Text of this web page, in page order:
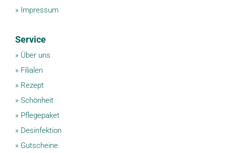
» Impressum
Service
» Über uns
» Filialen
» Rezept
» Schönheit
» Pflegepaket
» Desinfektion
» Gutscheine